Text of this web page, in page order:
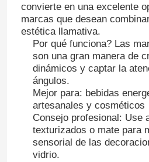
Inicio
Productos
convierte en una excelente
marcas que desean
estética llamativa.
Por qué funciona? Las
son una gran manera de
dinámicos y captar la
ángulos.
Mejor para: bebidas
artesanales y cosméticos
Consejo profesional: Use
texturizados o mate para
sensorial de las
vidrio.